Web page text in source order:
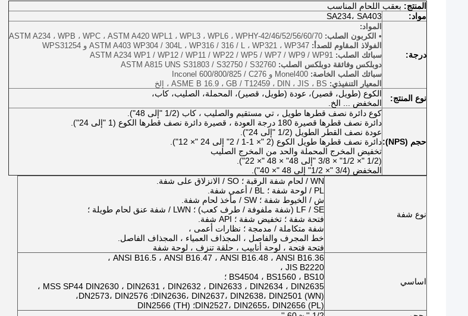
المنتج: بعقب اللحام المناسب
مواد:
SA234، SA403
درجة:
المواد:
• الكربون الصلب: ASTM A234 ، WPB ، WPC ، ASTM A420 WPL1 ، WPL3 ، WPL6 ، WPHY-42/46/52/56/60/70
الفولاذ المقاوم للصدأ: ASTM A403 WP304 / 304L ، WP316 / 316 / L ، WP321 ، WP347 و WPS31254
سبائك الصلب: ASTM A234 WP1 / WP12 / WP11 / WP22 / WP5 / WP7 / WP9 / WP91
دوبلكس وفائقة دوبلكس الصلب: ASTM A815 UNS S31803 / S32750 / S32760
سبائك الصلب الخاصة: Monel400 و Inconel 600/800/825 / C276
المعيار التنفيذي: ASME B 16.9 ، GB / T12459 ، DIN ، JIS ، BS ، إلخ
نوع المنتج:
الكوع (طويل، قصير)، عودة (طويل، قصير)، المحملة، الصليب، كاب،
المخفض ... الخ.
حجم (NPS):
كوع دائرة نصف قطرها طويل ، تي مستقيم والصليب ، كاب (1/2 "إلى 48").
دائرة نصف قطرها قصيرة 180 درجة العودة ، قصيرة دائرة نصف قطرها الكوع (1 "إلى 24").
عودة نصف القطر الطويل (1/2 "إلى 24").
دائرة نصف قطرها طويل الكوع (2 "× 1-1 / 2" إلى 24 "× 12").
تخفيض المخرج المحملة والحد من المخرج الصليب
(1/2 "× 1/2" × 3/8 "إلى 48" × 48 "× 22").
المخفض (3/4 "× 1/2" إلى 48 "× 40").
نوع شفة
WN / لحام شفة الرقبة ؛ SO / الانزلاق على شفة.
PL / لوحة شفة ؛ BL / أعمى شفة.
ش / الخيوط شفة ؛ SW / مأخذ لحام شفة.
LF / SE (شفة ملفوفة / طرف كعب) ؛ LWN / شفة عنق لحام طويلة ؛
فتحة شفة ؛ تخفيض شفة ؛ API شفة.
شفة متكاملة / مدمجة ؛ نظارات أعمى ،
خط المجرف والفاصل ، المجذاف العمياء ، المجذاف الفاصل.
فتحة فتحة ، لوحة أنابيب ، حلقة تنزف ، لوحة شفة
اساسي
ANSI B16.5 ، ANSI B16.47 ، ANSI B16.48 ، ANSI B16.36 ،
JIS B2220 ،
BS4504 ، BS1560 ، BS10 ؛
MSS SP44 DIN2630 ، DIN2631 ، DIN2632 ، DIN2633 ، DIN2634 ، DIN2635 ،
DIN2636، DIN2637، DIN2638، DIN2501 (WN)؛ DN2573، DIN2576،
DIN2527، DIN2655، DIN2656 (PL)؛ DIN2566 (TH)